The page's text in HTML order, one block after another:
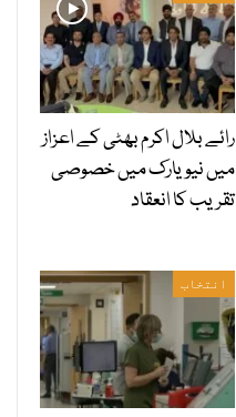
رائے بلال اکرم بھٹی کے اعزاز
میں نیویارک میں خصوصی
تقریب کا انعقاد
انتخاب